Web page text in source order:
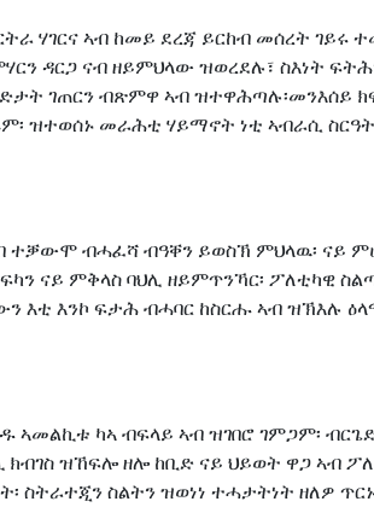
ሃገርና ኣብ ከመይ ደረጃ ይርከብ መሰረት
ናብ ዘይምህላው ዝወረደሉ፣ ስእነት
ገጠርን ብጽምዋ ኣብ ዝተዋሕጣሉ፡መንእሰይ
ዝተወሰኑ መራሕቲ ሃይማኖት ነቲ ኣብራሲ
ብሓፈሻ ብዓቐን ይወስኽ ምህላዉ፡ ናይ
ናይ ምቅላስ ባህሊ ዘይምጥንኻር፡ ፖለቲካዊ
እቲ እንኮ ፍታሕ ብሓባር ከስርሑ ኣብ ዝኽእሉ
ካኣ ብፍላይ ኣብ ዝገበሮ ገምጋም፡
ዝኸፍሎ ዘሎ ከቢድ ናይ ህይወት ዋጋ ኣብ
ስልትን ዝወነነ ተሓታትነት ዘለዎ